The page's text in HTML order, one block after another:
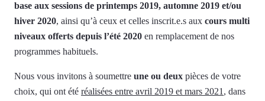
base aux sessions de printemps 2019, automne 2019 et/ou
hiver 2020, ainsi qu’à ceux et celles inscrit.e.s aux cours multi
niveaux offerts depuis l’été 2020 en remplacement de nos
programmes habituels.
Nous vous invitons à soumettre une ou deux pièces de votre
choix, qui ont été réalisées entre avril 2019 et mars 2021 , dans